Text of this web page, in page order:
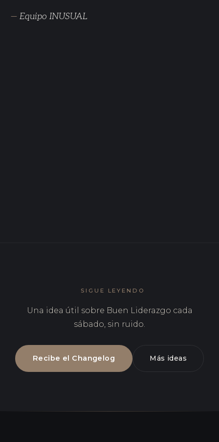
— Equipo INUSUAL
SIGUE LEYENDO
Una idea útil sobre Buen Liderazgo cada
sábado, sin ruido.
Recibe el Changelog Más ideas